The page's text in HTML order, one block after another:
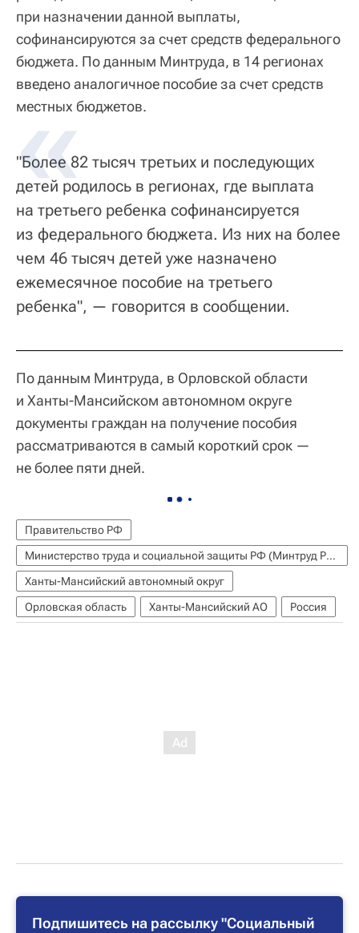
при назначении данной выплаты,
софинансируются за счет средств федерального
бюджета. По данным Минтруда, в 14 регионах
введено аналогичное пособие за счет средств
местных бюджетов.
"Более 82 тысяч третьих и последующих
детей родилось в регионах, где выплата
на третьего ребенка софинансируется
из федерального бюджета. Из них на более
чем 46 тысяч детей уже назначено
ежемесячное пособие на третьего
ребенка", — говорится в сообщении.
По данным Минтруда, в Орловской области
и Ханты-Мансийском автономном округе
документы граждан на получение пособия
рассматриваются в самый короткий срок —
не более пяти дней.
Правительство РФ
Министерство труда и социальной защиты РФ (Минтруд России)
Ханты-Мансийский автономный округ
Орловская область
Ханты-Мансийский АО Россия
Подпишитесь на рассылку "Социальный